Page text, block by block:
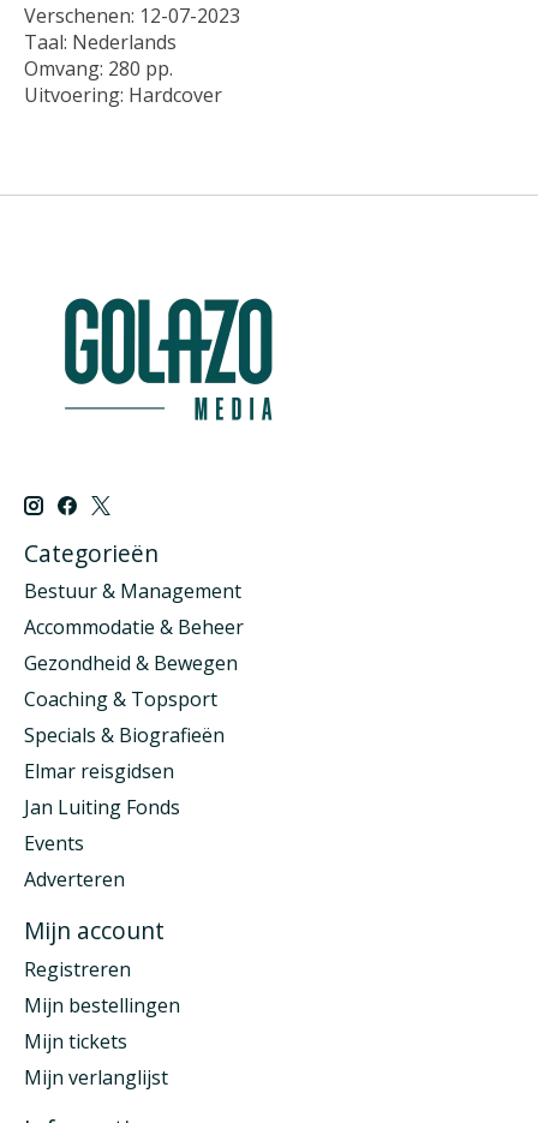
Verschenen: 12-07-2023
Taal: Nederlands
Omvang: 280 pp.
Uitvoering: Hardcover
Categorieën
Bestuur & Management
Accommodatie & Beheer
Gezondheid & Bewegen
Coaching & Topsport
Specials & Biografieën
Elmar reisgidsen
Jan Luiting Fonds
Events
Adverteren
Mijn account
Registreren
Mijn bestellingen
Mijn tickets
Mijn verlanglijst